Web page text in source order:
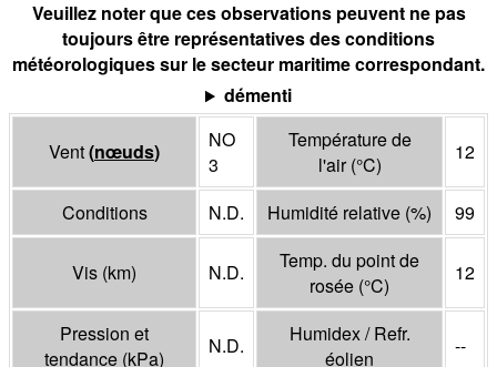
Veuillez noter que ces observations peuvent ne pas
toujours être représentatives des conditions
météorologiques sur le secteur maritime correspondant.
démenti
Vent(nœuds)
NO
3
Température de
l'air(°C)
12
Conditions N.D. Humidité relative (%) 99
Vis (km) N.D.
Temp. du point de
rosée (°C)
12
Pression et
tendance (kPa)
N.D.
Humidex / Refr.
éolien
--